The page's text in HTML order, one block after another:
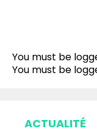
You must be
You must be
ACTUALITÉ